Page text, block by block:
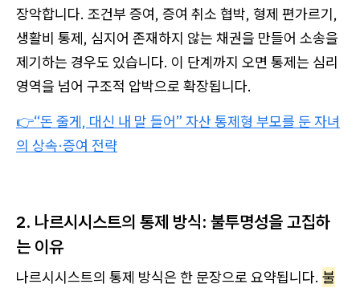
장악합니다. 조건부 증여, 증여 취소 협박, 형제 편가르기,
생활비 통제, 심지어 존재하지 않는 채권을 만들어 소송을
제기하는 경우도 있습니다. 이 단계까지 오면 통제는 심리
영역을 넘어 구조적 압박으로 확장됩니다.
👉“돈 줄게, 대신 내 말 들어” 자산 통제형 부모를 둔 자녀
의 상속·증여 전략
2. 나르시시스트의 통제 방식: 불투명성을 고집하
는 이유
나르시시스트의 통제 방식은 한 문장으로 요약됩니다. 불